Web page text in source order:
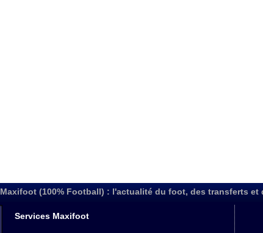
Maxifoot (100% Football) : l'actualité du foot, des transferts et
Services Maxifoot